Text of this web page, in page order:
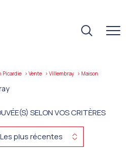
Picardie Vente Villembray maison
SELON VOS CRITÈRES
Les plus récentes